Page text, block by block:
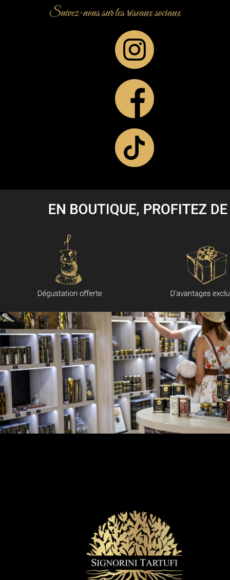
Suivez-nous sur les réseaux sociaux